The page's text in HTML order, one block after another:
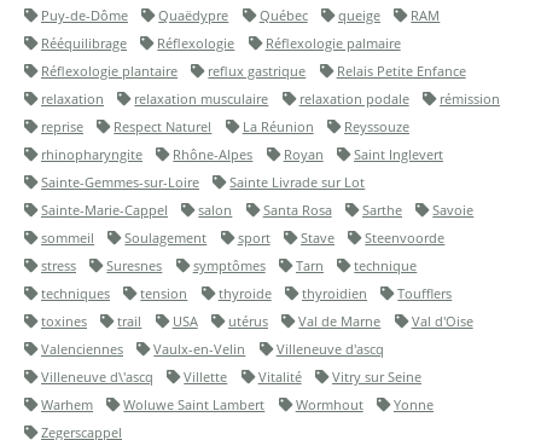
Puy-de-Dôme
Quaëdypre Québec queige
RAM
Rééquilibrage
Réflexologie
Réflexologie palmaire
Réflexologie plantaire
reflux gastrique
Relais Petite Enfance
relaxation
relaxation musculaire relaxation podale
rémission
reprise
Respect Naturel La Réunion
Reyssouze
rhinopharyngite
Rhône-Alpes Royan
Saint Inglevert
Sainte-Gemmes-sur-Loire
Sainte Livrade sur Lot
Sainte-Marie-Cappel
salon Santa Rosa Sarthe
Savoie
sommeil
Soulagement sport Stave
Steenvoorde
stress
Suresnes symptômes Tarn
technique
techniques
tension thyroide thyroidien
Toufflers
toxines
trail USA utérus Val de Marne
Val d'Oise
Valenciennes
Vaulx-en-Velin
Villeneuve d'ascq
Villeneuve d\'ascq
Villette Vitalité
Vitry sur Seine
Warhem
Woluwe Saint Lambert Wormhout
Yonne
Zegerscappel